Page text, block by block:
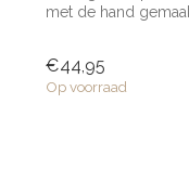
met de hand
€44,95
Op voorraad